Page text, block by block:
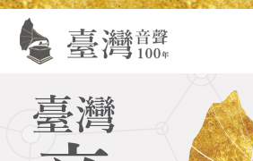
Alt+U：
Alt+C：
跳